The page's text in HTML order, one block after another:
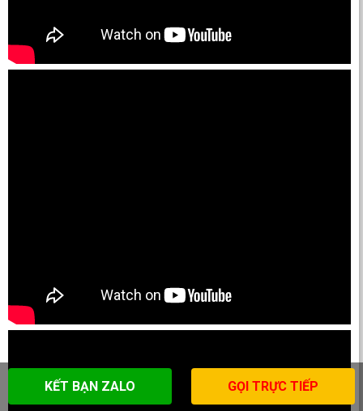
KẾT BẠN ZALO GỌI TRỰC TIẾP